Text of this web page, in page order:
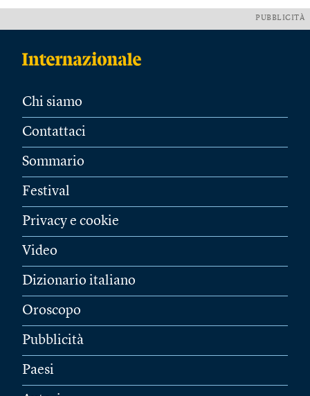
PUBBLICITÀ
Chi siamo
Contattaci
Sommario
Festival
Privacy e cookie
Video
Dizionario italiano
Oroscopo
Pubblicità
Paesi